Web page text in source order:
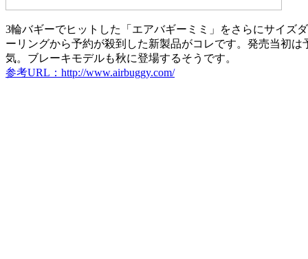
3輪バギーでヒットした「エアバギーミミ」をさらにサイズ
ーリングから予約が殺到した新製品がコレです。発売当初
気。ブレーキモデルも秋に登場するそうです。
参考URL：http://www.airbuggy.com/